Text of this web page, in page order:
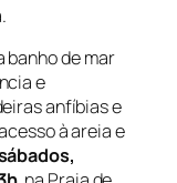
banho de mar
e
anfíbias e
à areia e